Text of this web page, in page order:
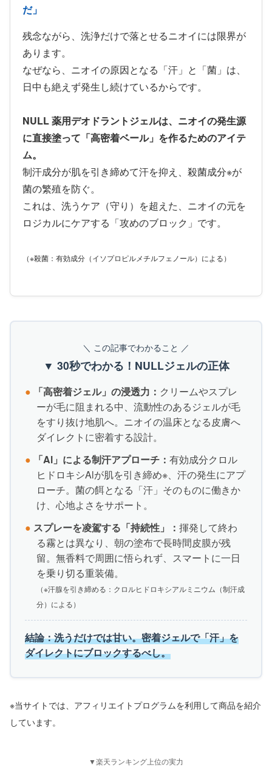
だ」
残念ながら、洗浄だけで落とせるニオイには限界が
あります。
なぜなら、ニオイの原因となる「汗」と「菌」は、
日中も絶えず発生し続けているからです。
NULL 薬用デオドラントジェルは、ニオイの発生源
に直接塗って「高密着ベール」を作るためのアイテ
ム。
制汗成分が肌を引き締めて汗を抑え、殺菌成分※が
菌の繁殖を防ぐ。
これは、洗うケア（守り）を超えた、ニオイの元を
ロジカルにケアする「攻めのブロック」です。
（※殺菌：有効成分（イソプロピルメチルフェノール）による）
＼ この記事でわかること ／
▼ 30秒でわかる！NULLジェルの正体
● 「高密着ジェル」の浸透力： クリームやスプレ
ーが毛に阻まれる中、流動性のあるジェルが毛
をすり抜け地肌へ。ニオイの温床となる皮膚へ
ダイレクトに密着する設計。
●
「Al」による制汗アプローチ：有効成分クロル
ヒドロキシAlが肌を引き締め※、汗の発生にアプ
ローチ。菌の餌となる「汗」そのものに働きか
け、心地よさをサポート。
● スプレーを凌駕する「持続性」：揮発して終わ
る霧とは異なり、朝の塗布で長時間皮膜が残
留。無香料で周囲に悟られず、スマートに一日
を乗り切る重装備。
（※汗腺を引き締める：クロルヒドロキシアルミニウム（制汗成
分）による）
結論：洗うだけでは甘い。密着ジェルで「汗」を
ダイレクトにブロックするべし。
※当サイトでは、アフィリエイトプログラムを利用して商品を紹介
しています。
▼楽天ランキング上位の実力